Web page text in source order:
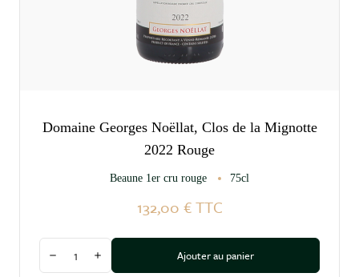
Domaine Georges Noëllat, Clos de la Mignotte
2022 Rouge
Beaune 1er cru rouge 75cl
132,00 € TTC
Diminuer la quantité
Augmenter la quantitéAjouter au panier